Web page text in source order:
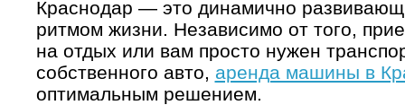
Краснодар — это динамично
ритмом жизни. Независимо от того,
на отдых или вам просто нужен
собственного авто, аренда машины в
оптимальным решением.